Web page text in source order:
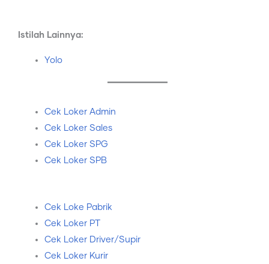
Istilah Lainnya:
Yolo
Cek Loker Admin
Cek Loker Sales
Cek Loker SPG
Cek Loker SPB
Cek Loke Pabrik
Cek Loker PT
Cek Loker Driver/Supir
Cek Loker Kurir